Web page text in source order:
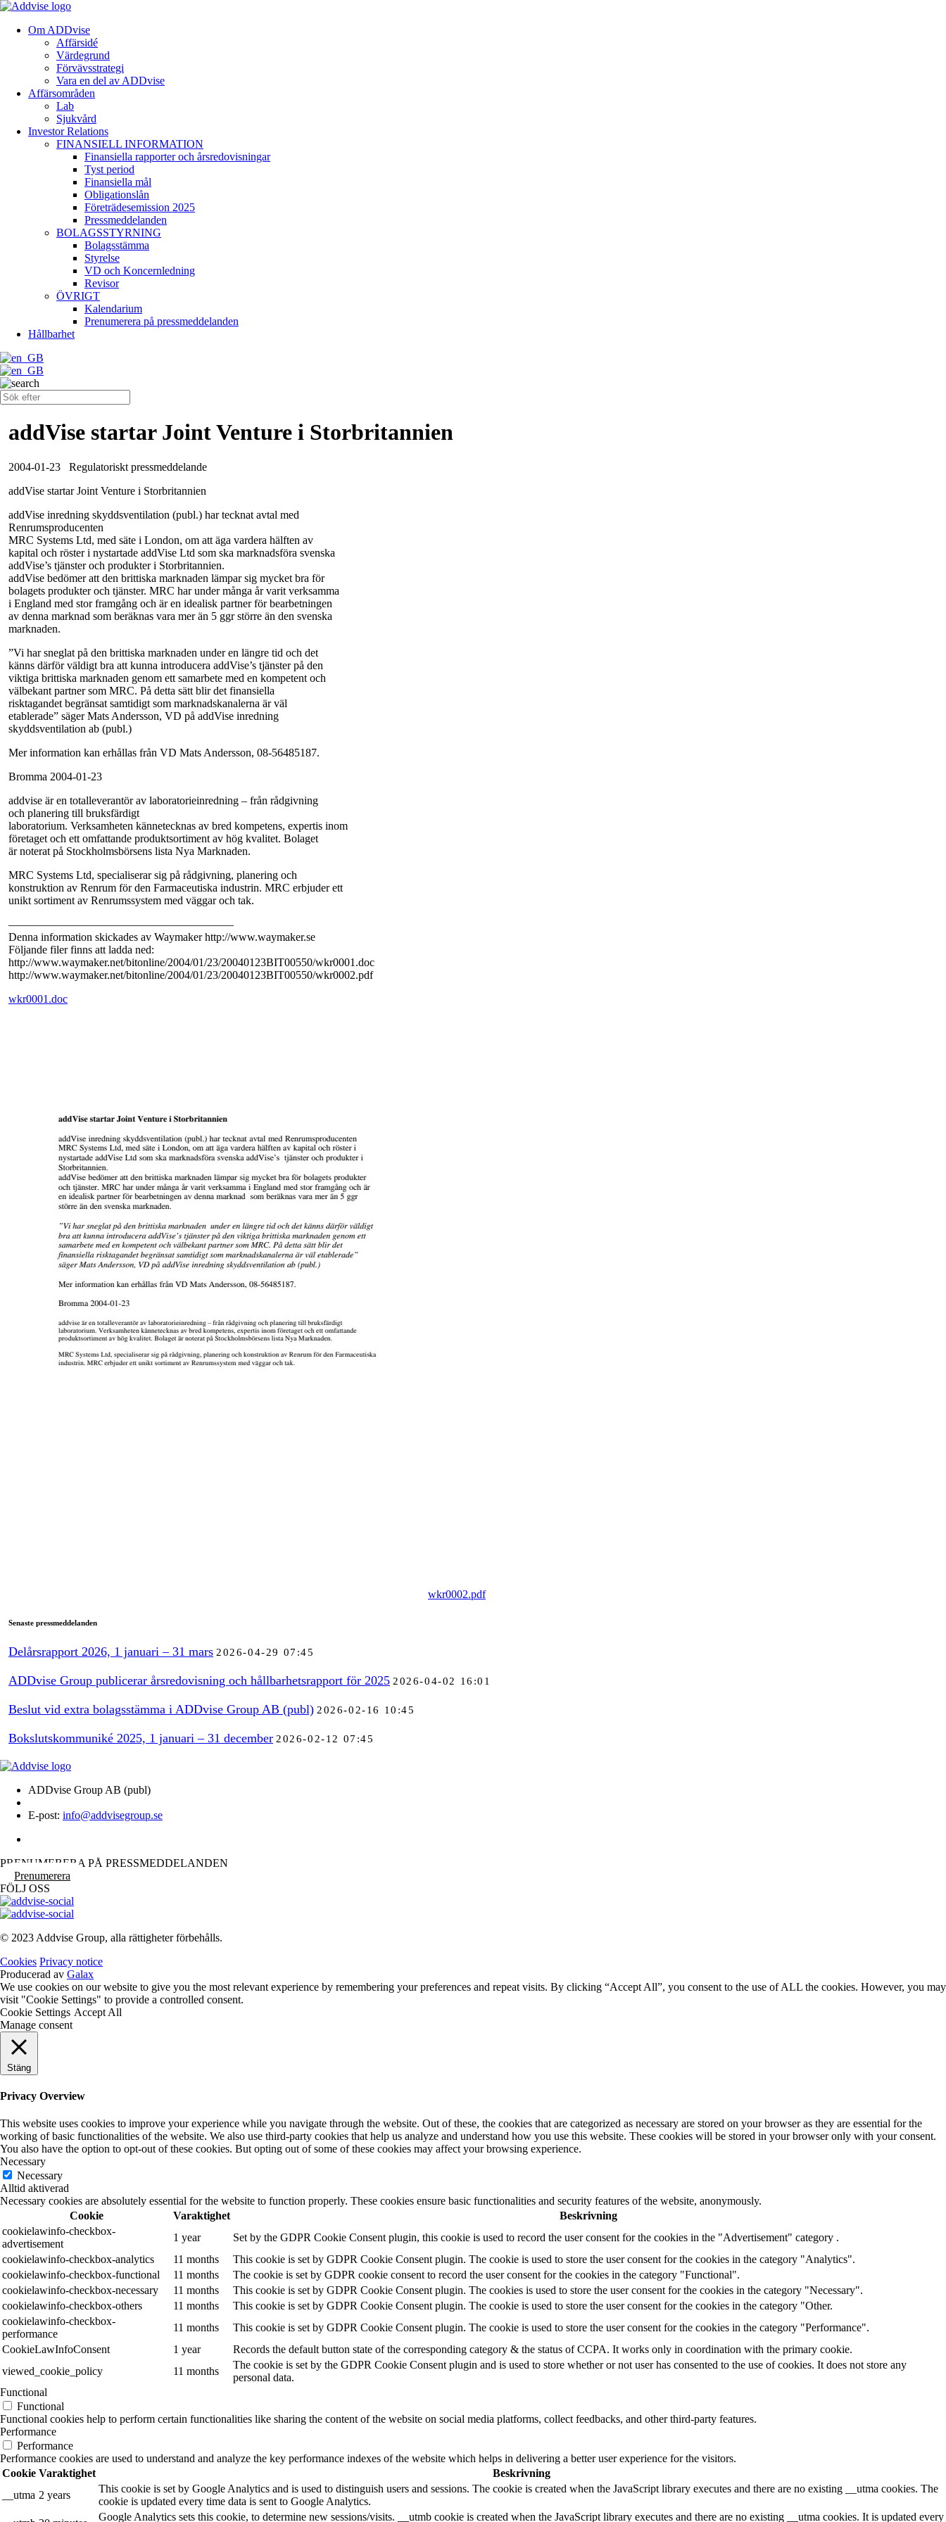
Om ADDvise
Affärsidé
Värdegrund
Förvävsstrategi
Vara en del av ADDvise
Affärsområden
Lab
Sjukvård
Investor Relations
FINANSIELL INFORMATION
Finansiella rapporter och årsredovisningar
Tyst period
Finansiella mål
Obligationslån
Företrädesemission 2025
Pressmeddelanden
BOLAGSSTYRNING
Bolagsstämma
Styrelse
VD och Koncernledning
Revisor
ÖVRIGT
Kalendarium
Prenumerera på pressmeddelanden
Hållbarhet
addVise startar Joint Venture i Storbritannien
2004-01-23
Regulatoriskt pressmeddelande
addVise startar Joint Venture i Storbritannien
addVise inredning skyddsventilation (publ.) har tecknat avtal med
Renrumsproducenten
MRC Systems Ltd, med säte i London, om att äga vardera hälften av
kapital och röster i nystartade addVise Ltd som ska marknadsföra svenska
addVise’s tjänster och produkter i Storbritannien.
addVise bedömer att den brittiska marknaden lämpar sig mycket bra för
bolagets produkter och tjänster. MRC har under många år varit verksamma
i England med stor framgång och är en idealisk partner för bearbetningen
av denna marknad som beräknas vara mer än 5 ggr större än den svenska
marknaden.
”Vi har sneglat på den brittiska marknaden under en längre tid och det
känns därför väldigt bra att kunna introducera addVise’s tjänster på den
viktiga brittiska marknaden genom ett samarbete med en kompetent och
välbekant partner som MRC. På detta sätt blir det finansiella
risktagandet begränsat samtidigt som marknadskanalerna är väl
etablerade” säger Mats Andersson, VD på addVise inredning
skyddsventilation ab (publ.)
Mer information kan erhållas från VD Mats Andersson, 08-56485187.
Bromma 2004-01-23
addvise är en totalleverantör av laboratorieinredning – från rådgivning
och planering till bruksfärdigt
laboratorium. Verksamheten kännetecknas av bred kompetens, expertis inom
företaget och ett omfattande produktsortiment av hög kvalitet. Bolaget
är noterat på Stockholmsbörsens lista Nya Marknaden.
MRC Systems Ltd, specialiserar sig på rådgivning, planering och
konstruktion av Renrum för den Farmaceutiska industrin. MRC erbjuder ett
unikt sortiment av Renrumssystem med väggar och tak.
————————————————————
Denna information skickades av Waymaker http://www.waymaker.se
Följande filer finns att ladda ned:
http://www.waymaker.net/bitonline/2004/01/23/20040123BIT00550/wkr0001.doc
http://www.waymaker.net/bitonline/2004/01/23/20040123BIT00550/wkr0002.pdf
wkr0001.doc
wkr0002.pdf
Senaste pressmeddelanden
Delårsrapport 2026, 1 januari – 31 mars 2026-04-29 07:45
ADDvise Group publicerar årsredovisning och hållbarhetsrapport för 2025 2026-04-02 16:01
Beslut vid extra bolagsstämma i ADDvise Group AB (publ) 2026-02-16 10:45
Bokslutskommuniké 2025, 1 januari – 31 december 2026-02-12 07:45
ADDvise Group AB (publ)
E-post: info@addvisegroup.se
PRENUMERERA PÅ PRESSMEDDELANDEN
Prenumerera
FÖLJ OSS
© 2023 Addvise Group, alla rättigheter förbehålls.
Cookies Privacy notice
Producerad av Galax
We use cookies on our website to give you the most relevant experience by remembering your preferences and repeat visits. By clicking “Accept All”, you consent to the use of ALL the cookies. However, you may
visit "Cookie Settings" to provide a controlled consent.
Cookie Settings Accept All
Manage consent
Stäng
Privacy Overview
This website uses cookies to improve your experience while you navigate through the website. Out of these, the cookies that are categorized as necessary are stored on your browser as they are essential for the
working of basic functionalities of the website. We also use third-party cookies that help us analyze and understand how you use this website. These cookies will be stored in your browser only with your consent.
You also have the option to opt-out of these cookies. But opting out of some of these cookies may affect your browsing experience.
Necessary
Necessary
Alltid aktiverad
Necessary cookies are absolutely essential for the website to function properly. These cookies ensure basic functionalities and security features of the website, anonymously.
Cookie
Varaktighet
Beskrivning
cookielawinfo-checkbox-
advertisement
1 year
Set by the GDPR Cookie Consent plugin, this cookie is used to record the user consent for the cookies in the "Advertisement" category .
cookielawinfo-checkbox-analytics
11 months
This cookie is set by GDPR Cookie Consent plugin. The cookie is used to store the user consent for the cookies in the category "Analytics".
cookielawinfo-checkbox-functional
11 months
The cookie is set by GDPR cookie consent to record the user consent for the cookies in the category "Functional".
cookielawinfo-checkbox-necessary
11 months
This cookie is set by GDPR Cookie Consent plugin. The cookies is used to store the user consent for the cookies in the category "Necessary".
cookielawinfo-checkbox-others
11 months
This cookie is set by GDPR Cookie Consent plugin. The cookie is used to store the user consent for the cookies in the category "Other.
cookielawinfo-checkbox-
performance
11 months
This cookie is set by GDPR Cookie Consent plugin. The cookie is used to store the user consent for the cookies in the category "Performance".
CookieLawInfoConsent
1 year
Records the default button state of the corresponding category & the status of CCPA. It works only in coordination with the primary cookie.
viewed_cookie_policy
11 months
The cookie is set by the GDPR Cookie Consent plugin and is used to store whether or not user has consented to the use of cookies. It does not store any
personal data.
Functional
Functional
Functional cookies help to perform certain functionalities like sharing the content of the website on social media platforms, collect feedbacks, and other third-party features.
Performance
Performance
Performance cookies are used to understand and analyze the key performance indexes of the website which helps in delivering a better user experience for the visitors.
Cookie Varaktighet
Beskrivning
__utma 2 years
This cookie is set by Google Analytics and is used to distinguish users and sessions. The cookie is created when the JavaScript library executes and there are no existing __utma cookies. The
cookie is updated every time data is sent to Google Analytics.
Google Analytics sets this cookie, to determine new sessions/visits. __utmb cookie is created when the JavaScript library executes and there are no existing __utma cookies. It is updated every